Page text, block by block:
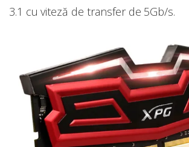
3.1 cu viteză de transfer de 5Gb/s.